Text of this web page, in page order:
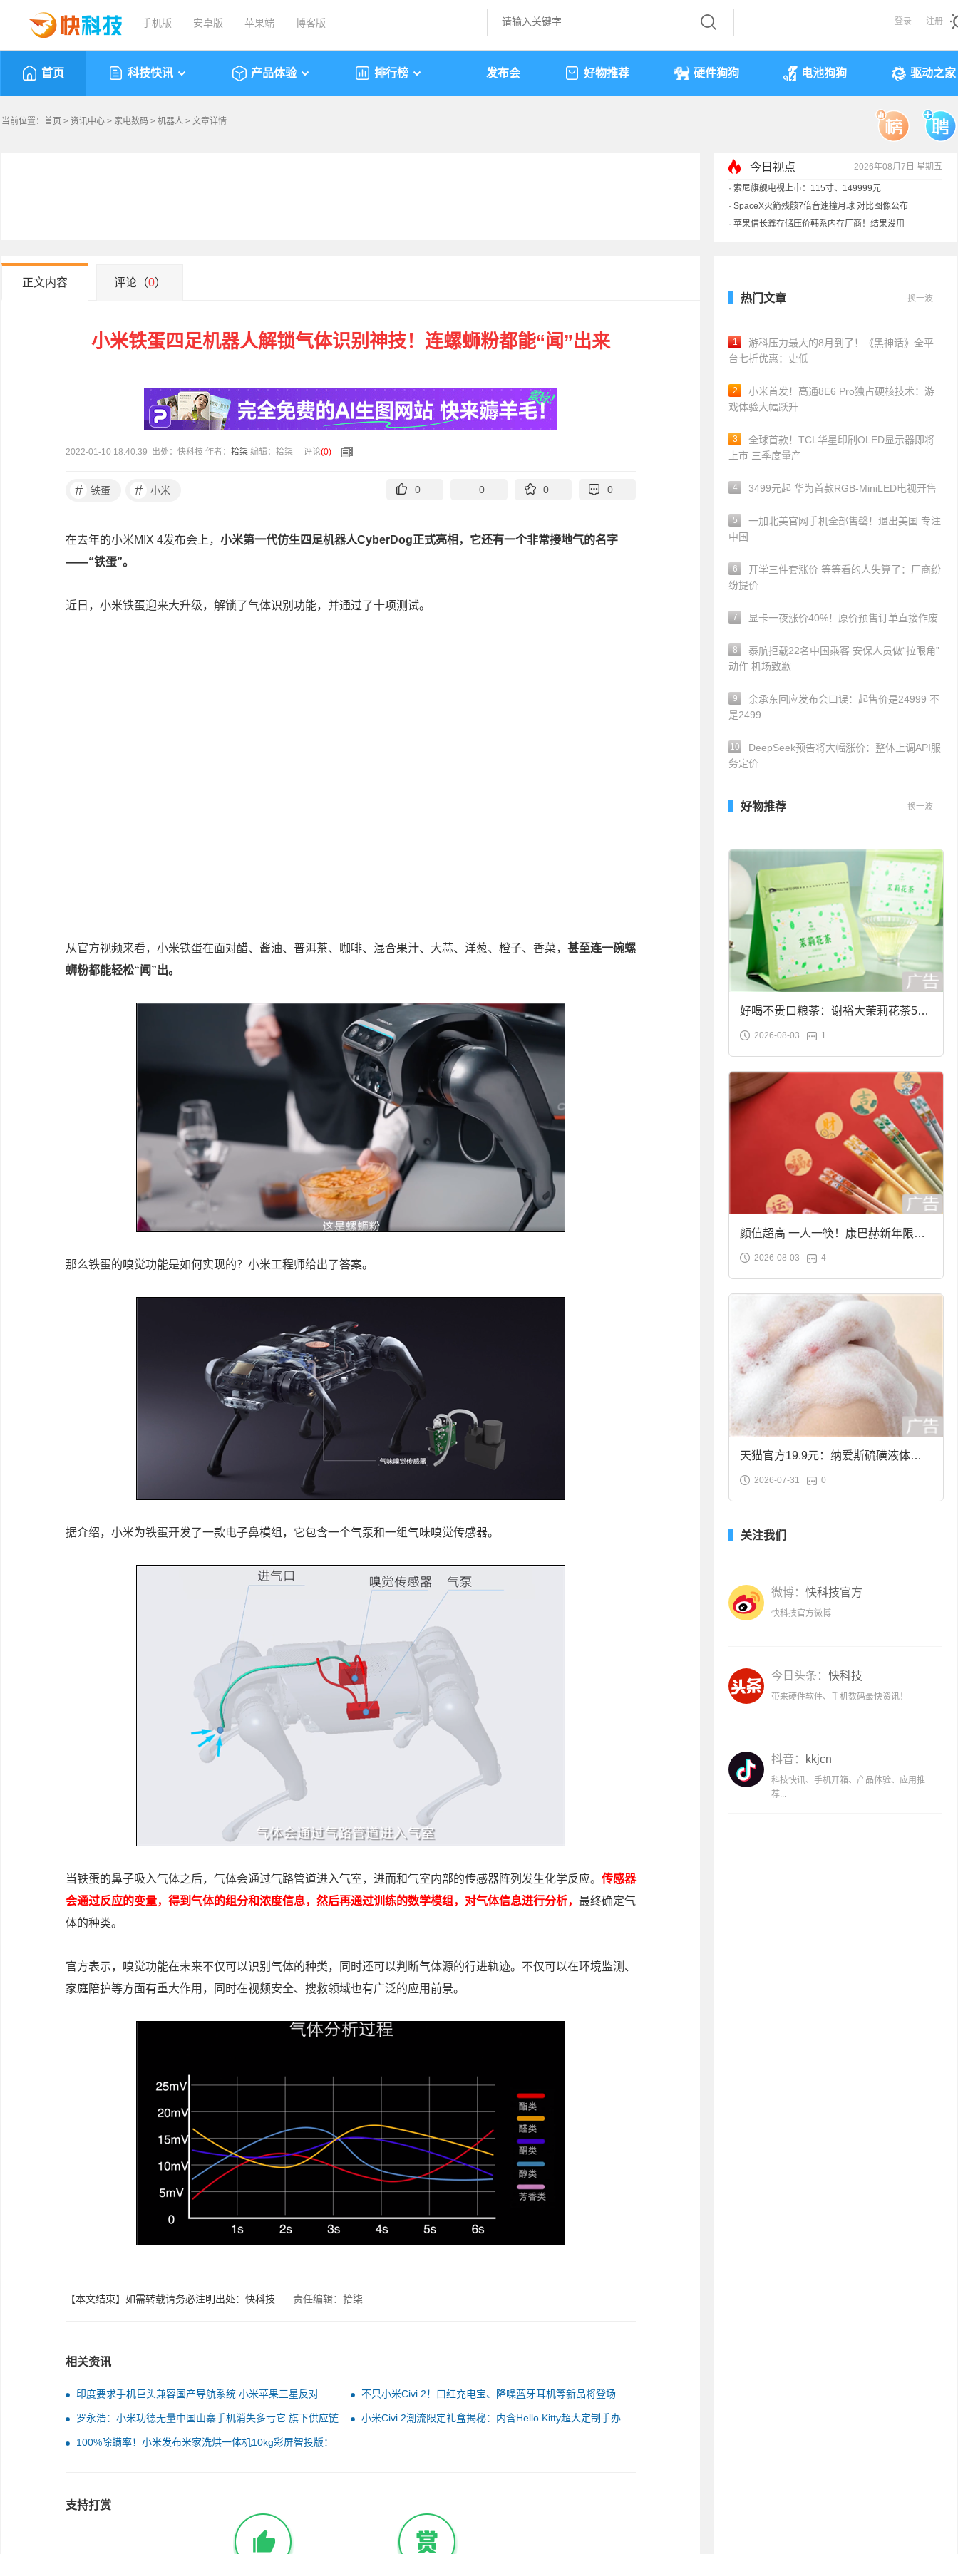
手机版 安卓版 苹果端 博客版 登录 注册
首页 科技快讯 产品体验 排行榜 发布会 好物推荐 硬件狗狗 电池狗狗 驱动之家
当前位置： 首页 > 资讯中心 > 家电数码 > 机器人 > 文章详情
今日视点 2026年08月7日 星期五
· 索尼旗舰电视上市：115寸、149999元
· SpaceX火箭残骸7倍音速撞月球 对比图像公布
· 苹果借长鑫存储压价韩系内存厂商！结果没用
正文内容 评论（0）
小米铁蛋四足机器人解锁气体识别神技！连螺蛳粉都能“闻”出来
2022-01-10 18:40:39 出处：快科技 作者： 拾柒 编辑：拾柒 评论(0)
# 铁蛋 # 小米 0 0 0 0
在去年的小米MIX 4发布会上， 小米第一代仿生四足机器人CyberDog正式亮相，它还有一个非常接地气的名字
——“铁蛋”。
近日，小米铁蛋迎来大升级，解锁了气体识别功能，并通过了十项测试。
从官方视频来看，小米铁蛋在面对醋、酱油、普洱茶、咖啡、混合果汁、大蒜、洋葱、橙子、香菜， 甚至连一碗螺
蛳粉都能轻松“闻”出。
那么铁蛋的嗅觉功能是如何实现的？小米工程师给出了答案。
据介绍，小米为铁蛋开发了一款电子鼻模组，它包含一个气泵和一组气味嗅觉传感器。
当铁蛋的鼻子吸入气体之后，气体会通过气路管道进入气室，进而和气室内部的传感器阵列发生化学反应。 传感器
会通过反应的变量，得到气体的组分和浓度信息，然后再通过训练的数学模组，对气体信息进行分析， 最终确定气
体的种类。
官方表示，嗅觉功能在未来不仅可以识别气体的种类，同时还可以判断气体源的行进轨迹。不仅可以在环境监测、
家庭陪护等方面有重大作用，同时在视频安全、搜救领域也有广泛的应用前景。
【本文结束】如需转载请务必注明出处：快科技 责任编辑：拾柒
相关资讯
印度要求手机巨头兼容国产导航系统 小米苹果三星反对 不只小米Civi 2！口红充电宝、降噪蓝牙耳机等新品将登场
罗永浩：小米功德无量中国山寨手机消失多亏它 旗下供应链
产品同价全球最好
小米Civi 2潮流限定礼盒揭秘：内含Hello Kitty超大定制手办
100%除螨率！小米发布米家洗烘一体机10kg彩屏智投版：
支持打赏
热门文章 换一波
1
游科压力最大的8月到了！《黑神话》全平
台七折优惠：史低
2
小米首发！高通8E6 Pro独占硬核技术：游
戏体验大幅跃升
3
全球首款！TCL华星印刷OLED显示器即将
上市 三季度量产
4 3499元起 华为首款RGB-MiniLED电视开售
5
一加北美官网手机全部售罄！退出美国 专注
中国
6
开学三件套涨价 等等看的人失算了：厂商纷
纷提价
7 显卡一夜涨价40%！原价预售订单直接作废
8
泰航拒载22名中国乘客 安保人员做“拉眼角”
动作 机场致歉
9
余承东回应发布会口误：起售价是24999 不
是2499
10
DeepSeek预告将大幅涨价：整体上调API服
务定价
好物推荐 换一波
好喝不贵口粮茶：谢裕大茉莉花茶50g
袋装9.9元到手
2026-08-03 1
颜值超高 一人一筷！康巴赫新年限定
合金筷子大促：19.9元
2026-08-03 4
天猫官方19.9元：纳爱斯硫磺液体香
皂2斤大促
2026-07-31 0
关注我们
微博： 快科技官方
快科技官方微博
今日头条： 快科技
带来硬件软件、手机数码最快资讯！
抖音： kkjcn
科技快讯、手机开箱、产品体验、应用推
荐...